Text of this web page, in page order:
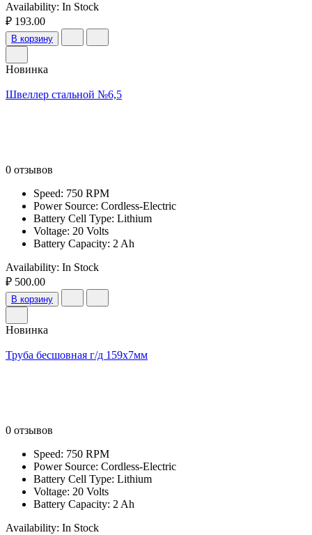
Availability: In Stock
₽ 193.00
В корзину
Новинка
Швеллер стальной №6,5
0 отзывов
Speed: 750 RPM
Power Source: Cordless-Electric
Battery Cell Type: Lithium
Voltage: 20 Volts
Battery Capacity: 2 Ah
Availability: In Stock
₽ 500.00
В корзину
Новинка
Труба бесшовная г/д 159х7мм
0 отзывов
Speed: 750 RPM
Power Source: Cordless-Electric
Battery Cell Type: Lithium
Voltage: 20 Volts
Battery Capacity: 2 Ah
Availability: In Stock